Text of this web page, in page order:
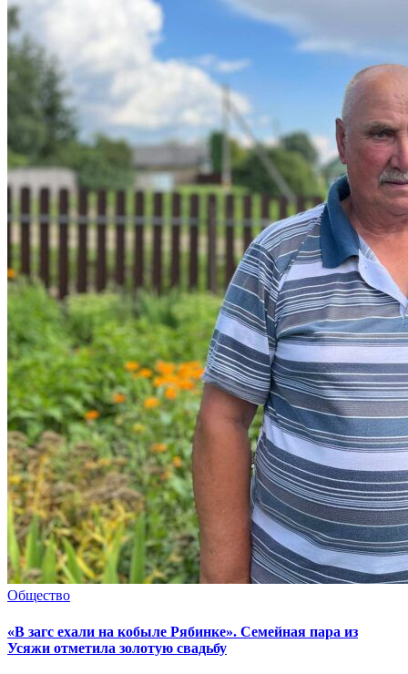
Общество
«В загс ехали на кобыле Рябинке». Семейная пара из
Усяжи отметила золотую свадьбу